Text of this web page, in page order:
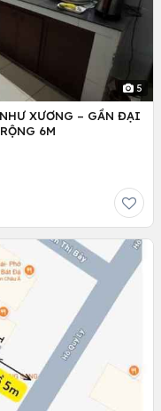
5
XƯƠNG – GẦN ĐẠI
6M